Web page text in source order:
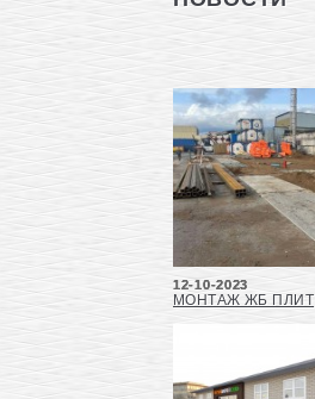
12-10-2023
МОНТАЖ ЖБ ПЛИТ